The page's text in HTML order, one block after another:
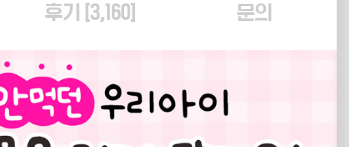
후기 [3,160] 문의